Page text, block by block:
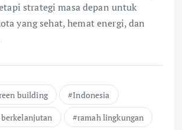
strategi masa depan untuk
yang sehat, hemat energi, dan
building
Indonesia
ramah lingkungan